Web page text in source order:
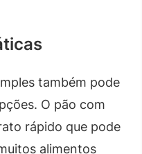
também pode
O pão com
rápido que pode
alimentos